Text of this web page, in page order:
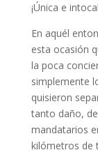
¡Única e
En aquél
esta ocasión
la poca
simplemente
quisieron
tanto daño,
mandatarios
kilómetros de